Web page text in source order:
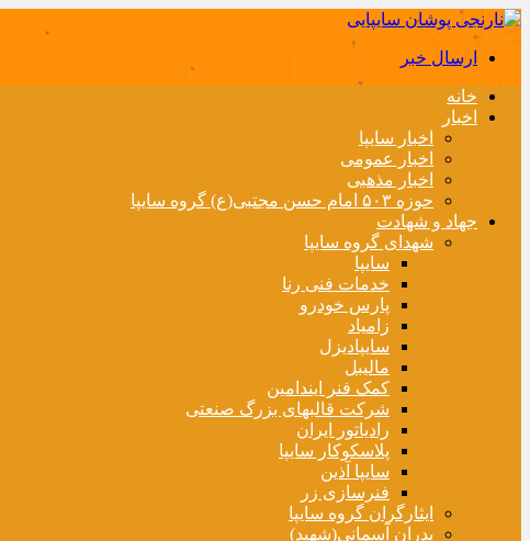
ارسال خبر
خانه
اخبار
اخبار سایپا
اخبار عمومی
اخبار مذهبی
حوزه ۵۰۳ امام حسن مجتبی(ع) گروه سایپا
جهاد و شهادت
شهدای گروه سایپا
سایپا
خدمات فنی رنا
پارس خودرو
زامیاد
سایپادیزل
مالیبل
کمک فنر ایندامین
شرکت قالبهای بزرگ صنعتی
رادیاتور ایران
پلاسکوکار سایپا
سایپا آذین
فنرسازی زر
ایثارگران گروه سایپا
پدران آسمانی(شهید)